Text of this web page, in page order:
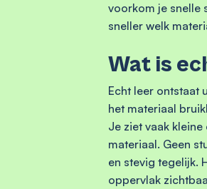
voorkom je snelle
sneller welk
Wat is
Echt leer ontstaat
het materiaal
Je ziet vaak
materiaal. Geen
en stevig tegelijk.
oppervlak